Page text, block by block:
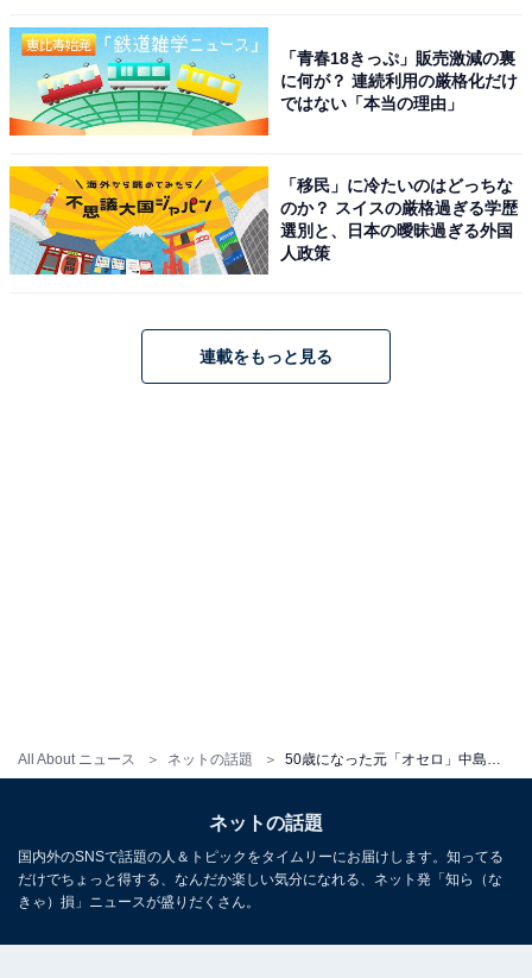
All About ニュース ネットの話題
「青春18きっぷ」販売激減の裏
に何が？ 連続利用の厳格化だけ
ではない「本当の理由」
「移民」に冷たいのはどっちな
のか？ スイスの厳格過ぎる学歴
選別と、日本の曖昧過ぎる外国
人政策
連載をもっと見る
ネットの話題
国内外のSNSで話題の人＆トピックをタイムリーにお届けします。知ってる
だけでちょっと得する、なんだか楽しい気分になれる、ネット発「知ら（な
きゃ）損」ニュースが盛りだくさん。